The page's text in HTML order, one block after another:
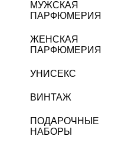
МУЖСКАЯ
ПАРФЮМЕРИЯ
ЖЕНСКАЯ
ПАРФЮМЕРИЯ
УНИСЕКС
ВИНТАЖ
ПОДАРОЧНЫЕ
НАБОРЫ